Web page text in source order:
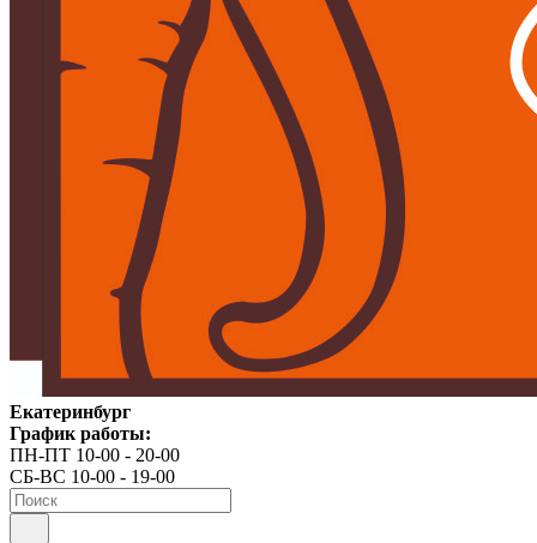
Екатеринбург
График работы:
ПН-ПТ 10-00 - 20-00
СБ-ВС 10-00 - 19-00